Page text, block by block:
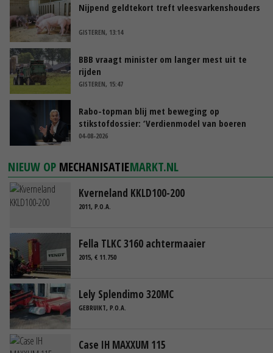
Nijpend geldtekort treft vleesvarkenshouders
GISTEREN, 13:14
BBB vraagt minister om langer mest uit te
rijden
GISTEREN, 15:47
Rabo-topman blij met beweging op
stikstofdossier: ‘Verdienmodel van boeren
blijft cruciaal’
04-08-2026
NIEUW OP MECHANISATIEMARKT.NL
Kverneland KKLD100-200
2011, P.O.A.
Fella TLKC 3160 achtermaaier
2015, € 11.750
Lely Splendimo 320MC
GEBRUIKT, P.O.A.
Case IH MAXXUM 115